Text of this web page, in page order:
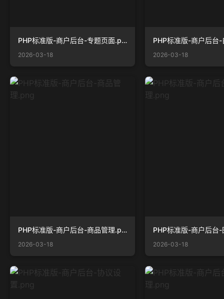
PHP标准版-商户后台-专题页面.png
2026-03-18 2026-03-18
PHP标准版-商户后台-商品管理.png
2026-03-18 2026-03-18